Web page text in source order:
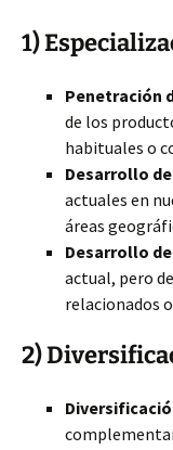
1)
Penetración
de los
habituales o
Desarrollo
actuales en
áreas
Desarrollo
actual, pero
relacionados
2)